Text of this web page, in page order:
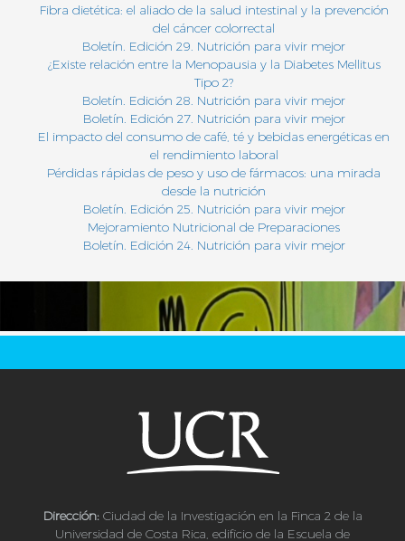
Fibra dietética: el aliado de la salud intestinal y la prevención
del cáncer colorrectal
Boletín. Edición 29. Nutrición para vivir mejor
¿Existe relación entre la Menopausia y la Diabetes Mellitus
Tipo 2?
Boletín. Edición 28. Nutrición para vivir mejor
Boletín. Edición 27. Nutrición para vivir mejor
El impacto del consumo de café, té y bebidas energéticas en
el rendimiento laboral
Pérdidas rápidas de peso y uso de fármacos: una mirada
desde la nutrición
Boletín. Edición 25. Nutrición para vivir mejor
Mejoramiento Nutricional de Preparaciones
Boletín. Edición 24. Nutrición para vivir mejor
Dirección:Ciudad de la Investigación en la Finca 2 de la
Universidad de Costa Rica, edificio de la Escuela de